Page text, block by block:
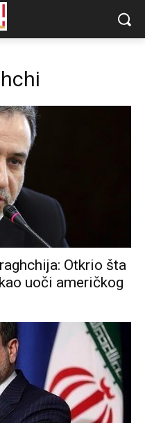
Otkrio šta
uoči američkog